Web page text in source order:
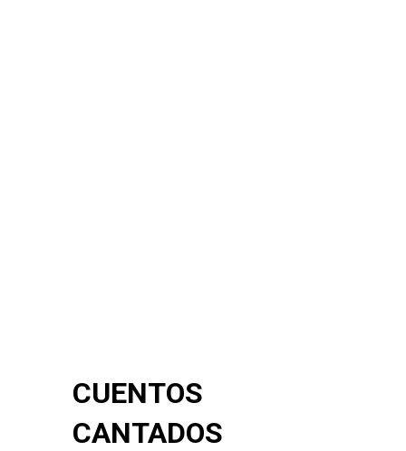
CUENTOS
CANTADOS